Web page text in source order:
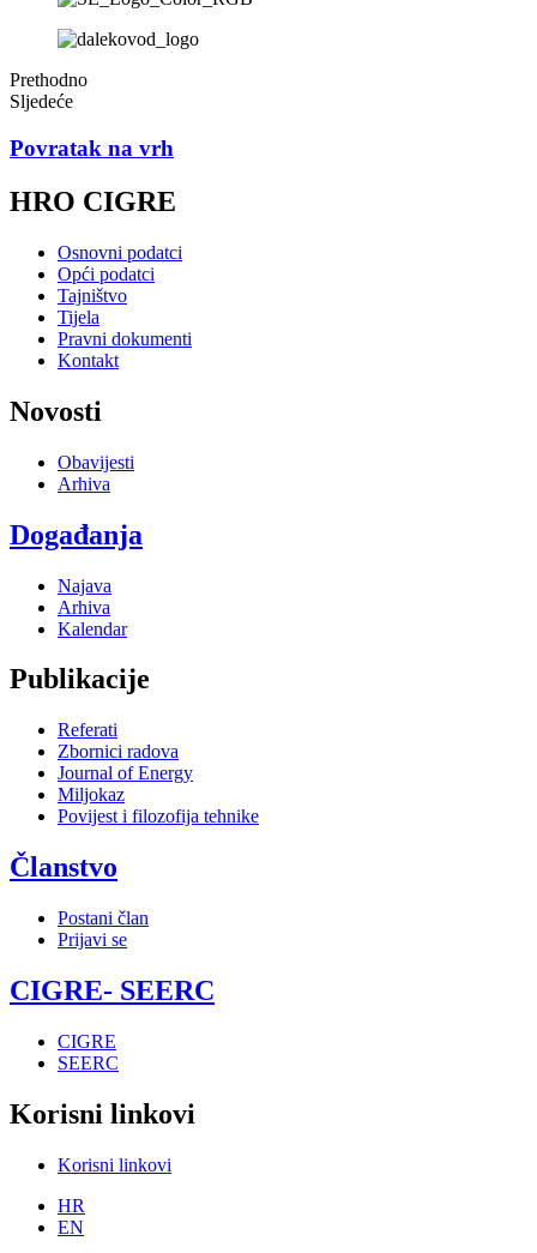
Prethodno
Sljedeće
Povratak na vrh
HRO CIGRE
Osnovni podatci
Opći podatci
Tajništvo
Tijela
Pravni dokumenti
Kontakt
Novosti
Obavijesti
Arhiva
Događanja
Najava
Arhiva
Kalendar
Publikacije
Referati
Zbornici radova
Journal of Energy
Miljokaz
Povijest i filozofija tehnike
Članstvo
Postani član
Prijavi se
CIGRE- SEERC
CIGRE
SEERC
Korisni linkovi
Korisni linkovi
HR
EN